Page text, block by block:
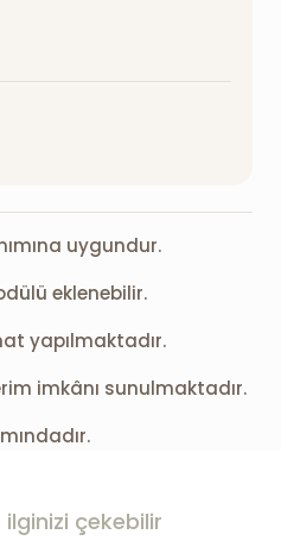
uygundur.
eklenebilir.
yapılmaktadır.
imkânı sunulmaktadır.
çekebilir